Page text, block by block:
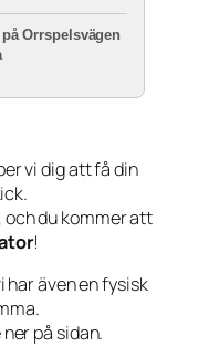
Orrspelsvägen
vi dig att få din
du kommer att
!
har även en fysisk
på sidan.